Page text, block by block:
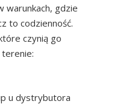
warunkach, gdzie
to codzienność.
czynią go